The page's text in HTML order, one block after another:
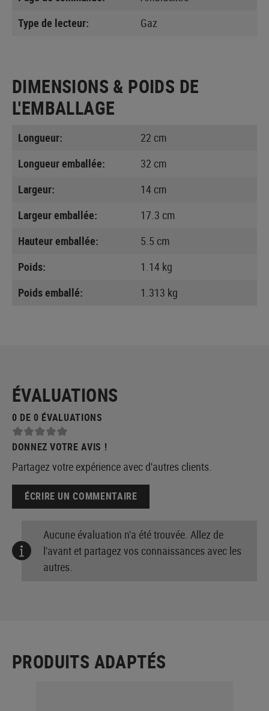
Type de lecteur:
Gaz
DIMENSIONS & POIDS DE
L'EMBALLAGE
Longueur:
22 cm
Longueur emballée:
32 cm
Largeur:
14 cm
Largeur emballée:
17.3 cm
Hauteur emballée:
5.5 cm
Poids:
1.14 kg
Poids emballé:
1.313 kg
ÉVALUATIONS
0 DE 0 ÉVALUATIONS
DONNEZ VOTRE AVIS !
Partagez votre expérience avec d'autres clients.
ÉCRIRE UN COMMENTAIRE
Aucune évaluation n'a été trouvée. Allez de
l'avant et partagez vos connaissances avec les
autres.
PRODUITS ADAPTÉS